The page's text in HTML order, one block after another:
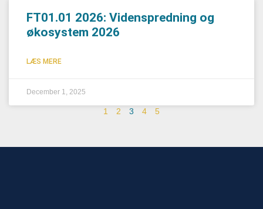
FT01.01 2026: Videnspredning og
økosystem 2026
LÆS MERE
December 1, 2025
1 2 3 4 5